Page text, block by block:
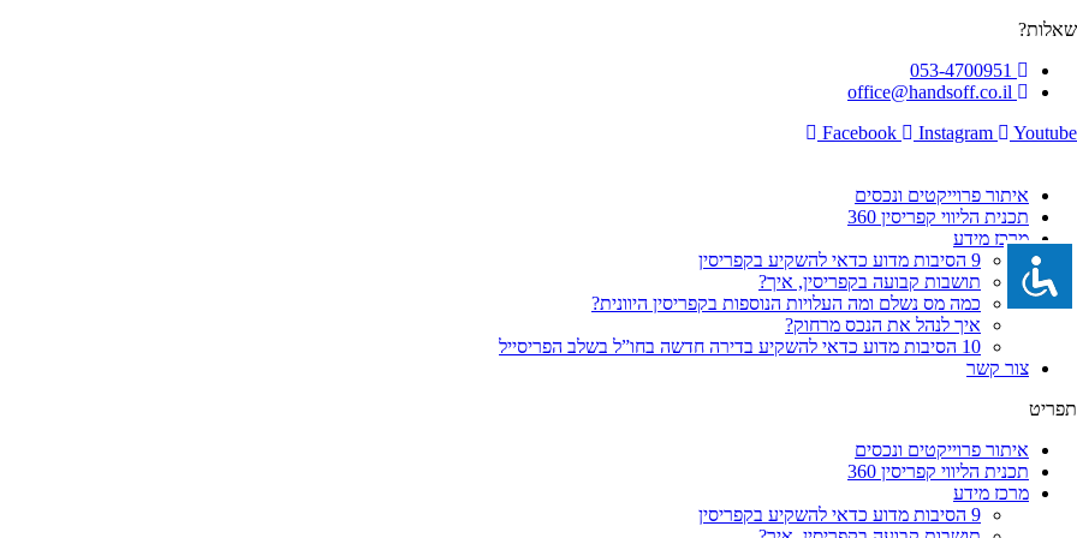
דלג
שאלות?
053-4700951
office@handsoff.co.il
Facebook
Instagram Youtube
איתור פרוייקטים ונכסים
תכנית הליווי קפריסין 360
מרכז מידע
9 הסיבות מדוע כדאי להשקיע בקפריסין
תושבות קבועה בקפריסין, איך?
כמה מס נשלם ומה העלויות הנוספות בקפריסין היוונית?
איך לנהל את הנכס מרחוק?
10 הסיבות מדוע כדאי להשקיע בדירה חדשה בחו”ל בשלב הפריסייל
צור קשר
תפריט
איתור פרוייקטים ונכסים
תכנית הליווי קפריסין 360
מרכז מידע
9 הסיבות מדוע כדאי להשקיע בקפריסין